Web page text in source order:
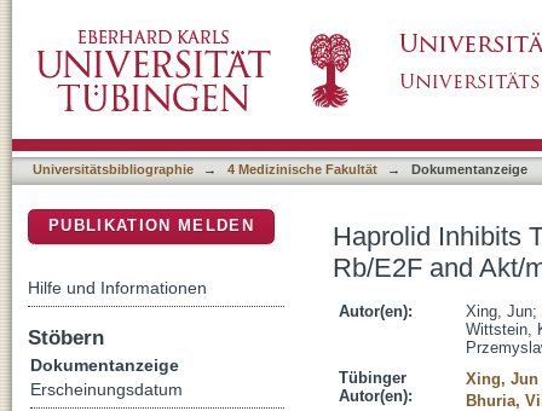
Inhibition
Universitätsbibliographie → 4 Medizinische Fakultät → Dokumentanzeige
Haprolid Inhibits
Rb/E2F and Akt/
Autor(en): Xing, Jun;
Wittstein,
Tübinger
Autor(en):
Xing, Jun
Bhuria,
PUBLIKATION MELDEN
Hilfe und Informationen
Stöbern
Dokumentanzeige
Erscheinungsdatum